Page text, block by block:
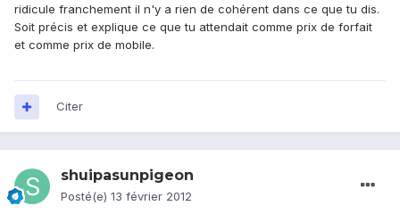
ridicule franchement il n'y a rien de cohérent dans ce que tu dis.
Soit précis et explique ce que tu attendait comme prix de forfait
et comme prix de mobile.
Citer
shuipasunpigeon
Posté(e) 13 février 2012